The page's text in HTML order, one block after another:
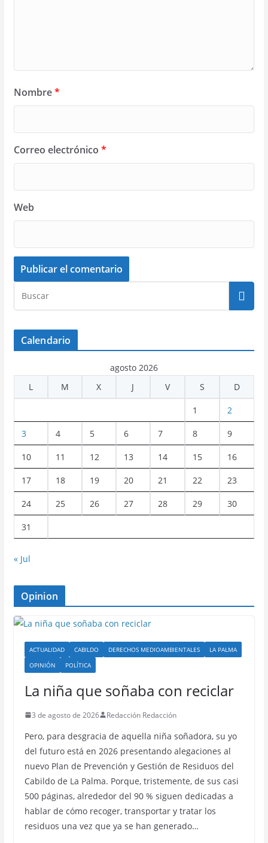
Nombre*
Correo electrónico *
Web
Calendario
agosto 2026
L
M X J V S D
1 2
3 4 5 6 7 8 9
10 11 12 13 14 15 16
17 18 19 20 21 22 23
24 25 26 27 28 29 30
31
« Jul
Opinion
ACTUALIDAD CABILDO DERECHOS MEDIOAMBIENTALES
LA PALMA
OPINIÓN
POLÍTICA
La niña que soñaba con reciclar
3 de agosto de 2026 Redacción Redacción
Pero, para desgracia de aquella niña soñadora, su yo
del futuro está en 2026 presentando alegaciones al
nuevo Plan de Prevención y Gestión de Residuos del
Cabildo de La Palma. Porque, tristemente, de sus casi
500 páginas, alrededor del 90 % siguen dedicadas a
hablar de cómo recoger, transportar y tratar los
residuos una vez que ya se han generado…